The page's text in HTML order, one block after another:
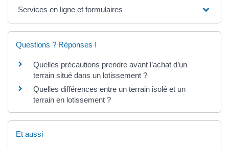
Services en ligne et formulaires
Questions ? Réponses !
Quelles précautions prendre avant l’achat d’un
terrain situé dans un lotissement ?
Quelles différences entre un terrain isolé et un
terrain en lotissement ?
Et aussi